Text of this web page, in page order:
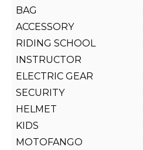
BAG
ACCESSORY
RIDING SCHOOL
INSTRUCTOR
ELECTRIC GEAR
SECURITY
HELMET
KIDS
MOTOFANGO